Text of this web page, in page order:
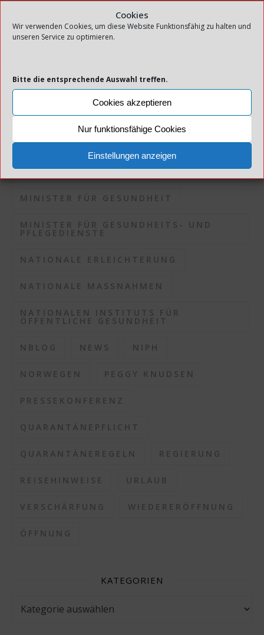
Cookies
Wir verwenden Cookies, um diese Website Funktionsfähig zu halten und
unseren Service zu optimieren.
Bitte die entsprechende Auswahl treffen.
Cookies akzeptieren
Nur funktionsfähige Cookies
Einstellungen anzeigen
INFEKTIONSDRUCK
INFEKTIONSKONTROLLE
INFEKTIONSSITUATION KOMMUNEN
KORONAPANDEMIE
KORONASITUATION
LOKALE MASSNAHMEN MASSNAHMEN
MINISTER FÜR GESUNDHEIT
MINISTER FÜR GESUNDHEITS- UND
PFLEGEDIENSTE
NATIONALE ERLEICHTERUNG
NATIONALE MASSNAHMEN
NATIONALEN INSTITUTS FÜR
ÖFFENTLICHE GESUNDHEIT
NBLOG NEWS NIPH
NORWEGEN PEGGY KNUDSEN
PRESSEKONFERENZ
QUARANTÄNEPFLICHT
QUARANTÄNEREGELN REGIERUNG
REISEHINWEISE URLAUB
VERSCHÄRFUNG WIEDERERÖFFNUNG
ÖFFNUNG
KATEGORIEN